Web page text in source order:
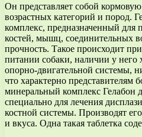
Он представляет собой
возрастных категорий и пород.
комплекс, предназначенный для
костей, мышц, соединительных
прочность. Такое происходит
питании собаки, наличии у него
опорно-двигательной системы,
что характерно
минеральный комплекс Гелабон
специально для лечения
костной системы. Производят
и вкуса. Одна такая таблетка